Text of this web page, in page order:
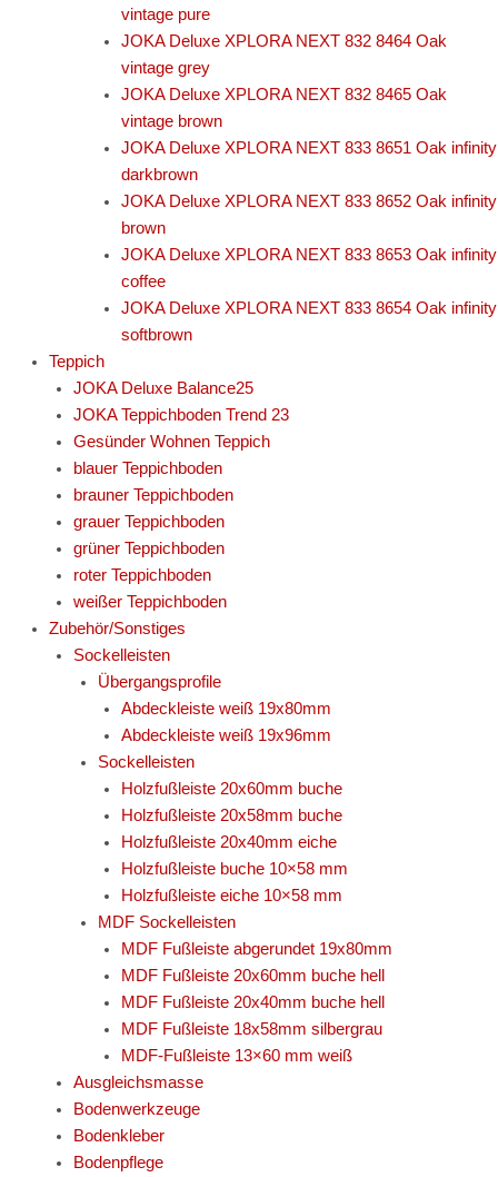
vintage pure
JOKA Deluxe XPLORA NEXT 832 8464 Oak
vintage grey
JOKA Deluxe XPLORA NEXT 832 8465 Oak
vintage brown
JOKA Deluxe XPLORA NEXT 833 8651 Oak infinity
darkbrown
JOKA Deluxe XPLORA NEXT 833 8652 Oak infinity
brown
JOKA Deluxe XPLORA NEXT 833 8653 Oak infinity
coffee
JOKA Deluxe XPLORA NEXT 833 8654 Oak infinity
softbrown
Teppich
JOKA Deluxe Balance25
JOKA Teppichboden Trend 23
Gesünder Wohnen Teppich
blauer Teppichboden
brauner Teppichboden
grauer Teppichboden
grüner Teppichboden
roter Teppichboden
weißer Teppichboden
Zubehör/Sonstiges
Sockelleisten
Übergangsprofile
Abdeckleiste weiß 19x80mm
Abdeckleiste weiß 19x96mm
Sockelleisten
Holzfußleiste 20x60mm buche
Holzfußleiste 20x58mm buche
Holzfußleiste 20x40mm eiche
Holzfußleiste buche 10×58 mm
Holzfußleiste eiche 10×58 mm
MDF Sockelleisten
MDF Fußleiste abgerundet 19x80mm
MDF Fußleiste 20x60mm buche hell
MDF Fußleiste 20x40mm buche hell
MDF Fußleiste 18x58mm silbergrau
MDF-Fußleiste 13×60 mm weiß
Ausgleichsmasse
Bodenwerkzeuge
Bodenkleber
Bodenpflege